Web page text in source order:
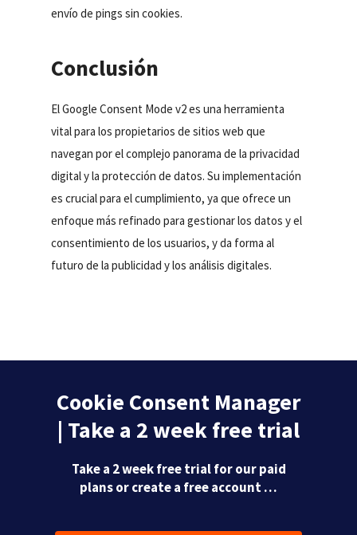
envío de pings sin cookies.
Conclusión
El Google Consent Mode v2 es una herramienta
vital para los propietarios de sitios web que
navegan por el complejo panorama de la privacidad
digital y la protección de datos. Su implementación
es crucial para el cumplimiento, ya que ofrece un
enfoque más refinado para gestionar los datos y el
consentimiento de los usuarios, y da forma al
futuro de la publicidad y los análisis digitales.
Cookie Consent Manager
| Take a 2 week free trial
Take a 2 week free trial for our paid
plans or create a free account …